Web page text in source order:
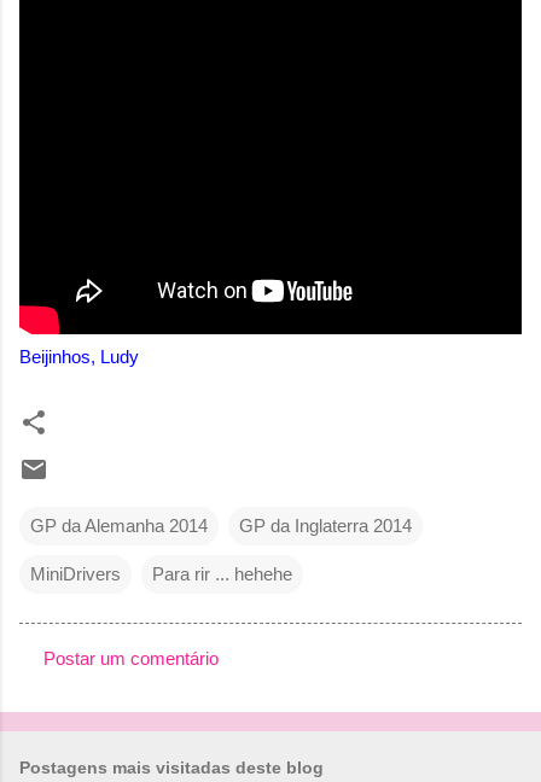
Beijinhos, Ludy
GP da Alemanha 2014 GP da Inglaterra 2014
MiniDrivers Para rir ... hehehe
o
Postar um comentário
Postagens mais visitadas deste blog